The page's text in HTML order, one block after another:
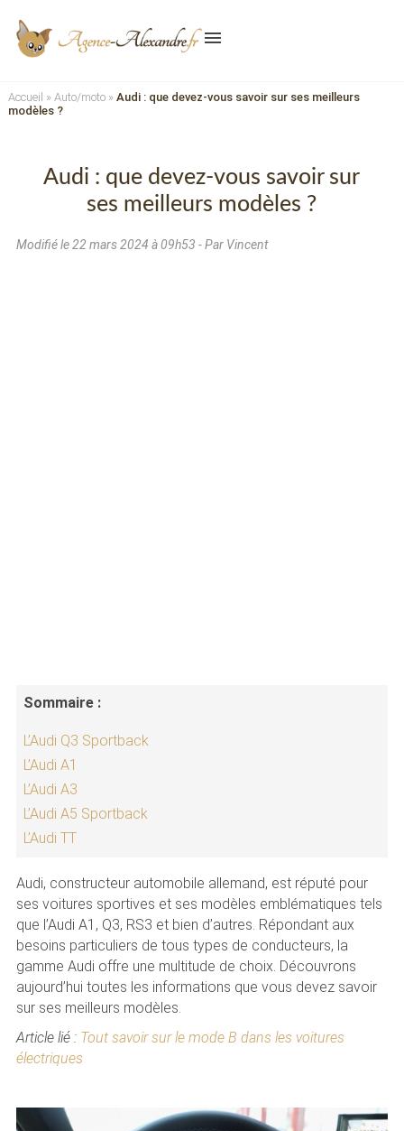
menu
Accueil » Auto/moto» Audi : que devez-vous savoir sur ses meilleurs
modèles ?
Audi : que devez-vous savoir sur
ses meilleurs modèles ?
Modifié le22 mars 2024 à 09h53 - Par Vincent
Sommaire :
L’Audi Q3 Sportback
L’Audi A1
L’Audi A3
L’Audi A5 Sportback
L’Audi TT
Audi, constructeur automobile allemand, est réputé pour
ses voitures sportives et ses modèles emblématiques tels
que l’Audi A1, Q3, RS3 et bien d’autres. Répondant aux
besoins particuliers de tous types de conducteurs, la
gamme Audi offre une multitude de choix. Découvrons
aujourd’hui toutes les informations que vous devez savoir
sur ses meilleurs modèles.
Article lié : Tout savoir sur le mode B dans les voitures
électriques